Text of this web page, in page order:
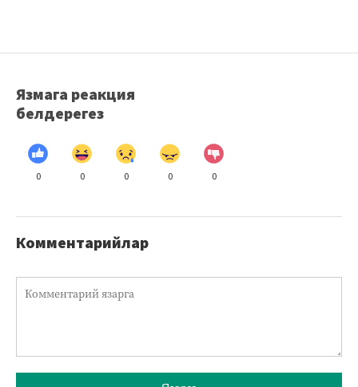
Язмага реакция
белдерегез
0 0 0 0 0
Комментарийлар